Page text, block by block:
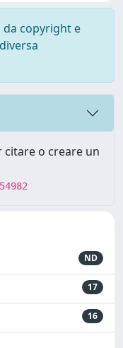
copyright e
o creare un
ND
17
16